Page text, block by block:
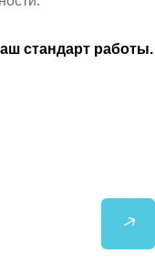
стандарт работы.